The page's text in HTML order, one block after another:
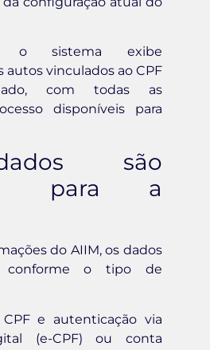
sistema exibe
vinculados ao CPF
com todas as
disponíveis para
são
para a
do AIIM, os dados
conforme o tipo de
e autenticação via
(e-CPF) ou conta